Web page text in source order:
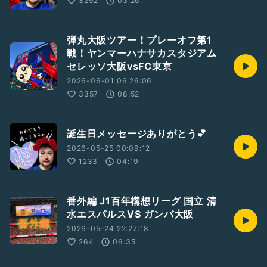
弾丸大阪ツアー！プレーオフ第1
戦！ヤンマーハナサカスタジアム
セレッソ大阪vsFC東京
2026-06-01 06:26:06
3357
08:52
誕生日メッセージありがとう💕
2026-05-25 00:09:12
1233
04:19
番外編 J1百年構想リーグ 国立 清
水エスパルスVS ガンバ大阪
2026-05-24 22:27:18
264
06:35